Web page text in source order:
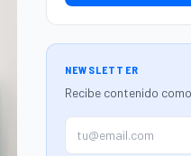
NEWSLETTER
Recibe contenido